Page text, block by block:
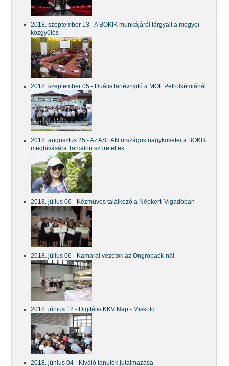
2018. szeptember 13 - A BOKIK munkájáról tárgyalt a megyei
közgyűlés
2018. szeptember 05 - Duális tanévnyitó a MOL Petrolkémiánál
2018. augusztus 25 - Az ASEAN országok nagykövetei a BOKIK
meghívására Tarcalon szüreteltek
2018. július 06 - Kézműves találkozó a Népkerti Vigadóban
2018. július 06 - Kamarai vezetők az Ongropack-nál
2018. június 12 - Digitális KKV Nap - Miskolc
2018. június 04 - Kiváló tanulók jutalmazása